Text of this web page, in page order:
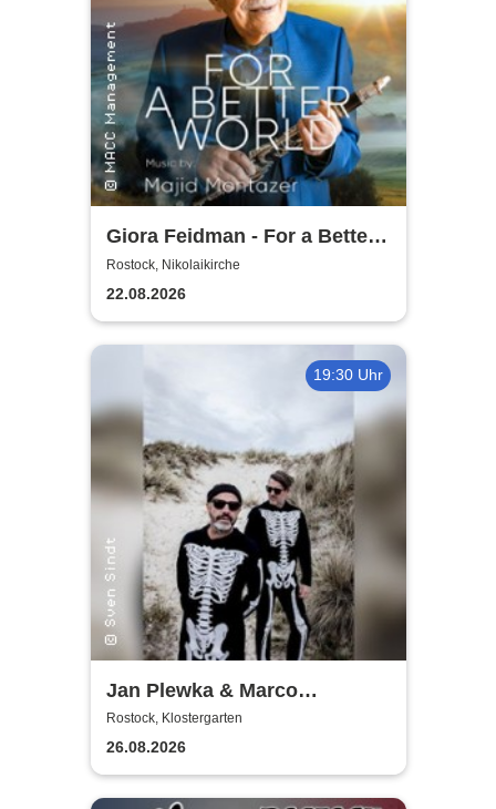
Giora Feidman - For a Better
World
Rostock, Nikolaikirche
22.08.2026
19:30 Uhr
Jan Plewka & Marco
Schmedtje - Between the
Lights
Rostock, Klostergarten
26.08.2026